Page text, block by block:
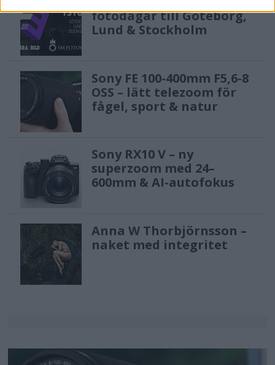
fotodagar till Göteborg,
Lund & Stockholm
Sony FE 100-400mm F5,6-8
OSS – lätt telezoom för
fågel, sport & natur
Sony RX10 V – ny
superzoom med 24–
600mm & AI-autofokus
Anna W Thorbjörnsson –
naket med integritet